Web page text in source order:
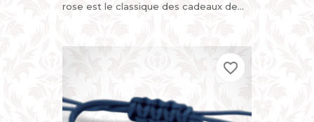
rose est le classique des cadeaux de
favorite_border
favorite_border
favorite_border